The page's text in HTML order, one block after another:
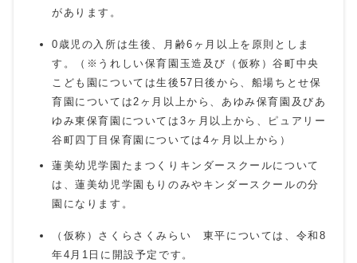
があります。
0歳児の入所は生後、月齢6ヶ月以上を原則としま
す。（※うれしい保育園玉造及び（仮称）谷町中央
こども園については生後57日後から、船場ちとせ保
育園については2ヶ月以上から、あゆみ保育園及びあ
ゆみ東保育園については3ヶ月以上から、ピュアリー
谷町四丁目保育園については4ヶ月以上から）
蓮美幼児学園たまつくりキンダースクールについて
は、蓮美幼児学園もりのみやキンダースクールの分
園になります。
（仮称）さくらさくみらい 東平については、令和8
年4月1日に開設予定です。